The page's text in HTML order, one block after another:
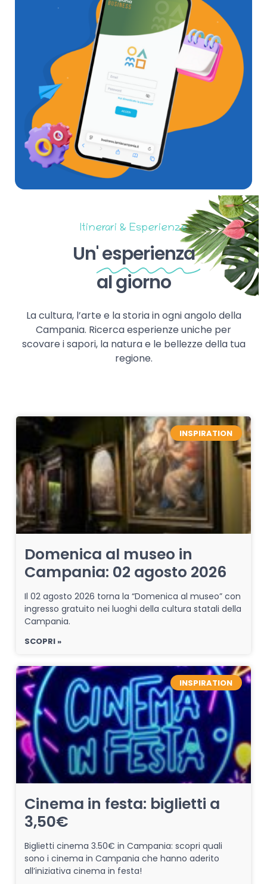
Itinerari & Esperienze
Un'esperienza
al giorno
La cultura, l’arte e la storia in ogni angolo della
Campania. Ricerca esperienze uniche per
scovare i sapori, la natura e le bellezze della tua
regione.
INSPIRATION
Domenica al museo in
Campania: 02 agosto 2026
Il 02 agosto 2026 torna la “Domenica al museo” con
ingresso gratuito nei luoghi della cultura statali della
Campania.
SCOPRI »
INSPIRATION
Cinema in festa: biglietti a
3,50€
Biglietti cinema 3.50€ in Campania: scopri quali
sono i cinema in Campania che hanno aderito
all’iniziativa cinema in festa!